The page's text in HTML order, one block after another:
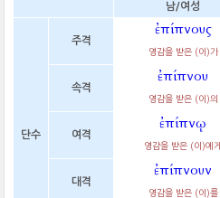
남/여성
단수
주격
ἐπίπνους
영감을 받은 (이)가
속격
ἐπίπνου
영감을 받은 (이)의
여격
ἐπίπνῳ
영감을 받은 (이)에게
대격
ἐπίπνουν
영감을 받은 (이)를